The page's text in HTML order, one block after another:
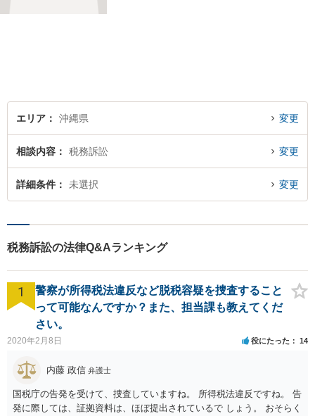
エリア 沖縄県 変更
相談内容 税務訴訟 変更
詳細条件 未選択 変更
税務訴訟の法律Q&Aランキング
1
警察が所得税法違反など脱税容疑を捜査すること
って可能なんですか？また、担当課も教えてくだ
さい。
2020年2月8日 役にたった 14
内藤 政信 弁護士
国税庁の告発を受けて、捜査していますね。 所得税法違反ですね。 告
発に際しては、証拠資料は、ほぼ提出されているで しょう。 おそらく